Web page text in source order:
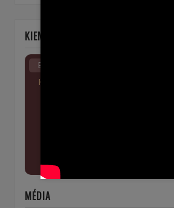
KIEMELT ESEMÉNYEK
Elokuu 16. - sunnuntai
Kerékpár túra - 08. 16 - 22
MÉDIA